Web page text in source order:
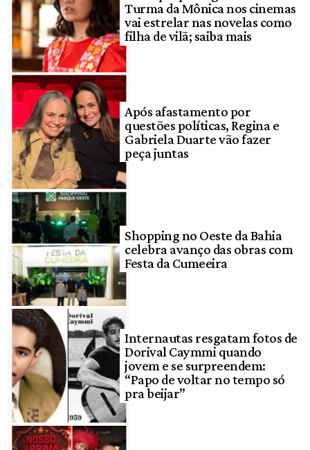
Turma da Mônica nos cinemas
vai estrelar nas novelas como
filha de vilã; saiba mais
Após afastamento por
questões políticas, Regina e
Gabriela Duarte vão fazer
peça juntas
Shopping no Oeste da Bahia
celebra avanço das obras com
Festa da Cumeeira
Internautas resgatam fotos de
Dorival Caymmi quando
jovem e se surpreendem:
“Papo de voltar no tempo só
pra beijar”